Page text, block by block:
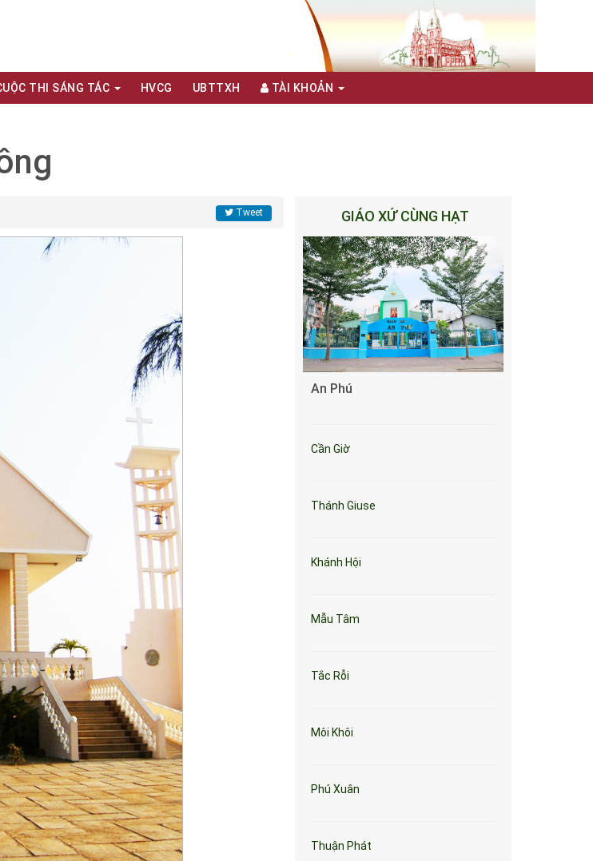
THI SÁNG TÁC HVCG UBTTXH TÀI KHOẢN
Tweet GIÁO XỨ CÙNG HẠT
An Phú
Cần Giờ
Thánh Giuse
Khánh Hội
Mẫu Tâm
Tắc Rỗi
Môi Khôi
Phú Xuân
Thuận Phát